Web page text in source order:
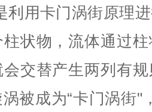
利用卡门涡街原理
状物，流体通过
交替产生两列有
被成为“卡门涡街"